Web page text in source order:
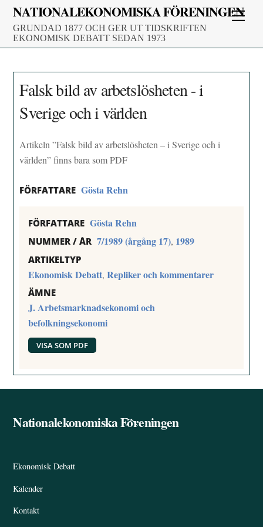
Skip
content
NATIONALEKONOMISKA FÖRENINGEN
GRUNDAD 1877 OCH GER UT TIDSKRIFTEN
EKONOMISK DEBATT SEDAN 1973
Falsk bild av arbetslösheten - i
Sverige och i världen
Artikeln ”Falsk bild av arbetslösheten – i Sverige och i
världen” finns bara som PDF
FÖRFATTARE Gösta Rehn
FÖRFATTARE Gösta Rehn
NUMMER / ÅR 7/1989 (årgång 17), 1989
ARTIKELTYP
Ekonomisk Debatt,Repliker och kommentarer
ÄMNE
J. Arbetsmarknadsekonomi och
befolkningsekonomi
VISA SOM PDF
Back
Nationalekonomiska Föreningen
Ekonomisk Debatt
Kalender
Kontakt